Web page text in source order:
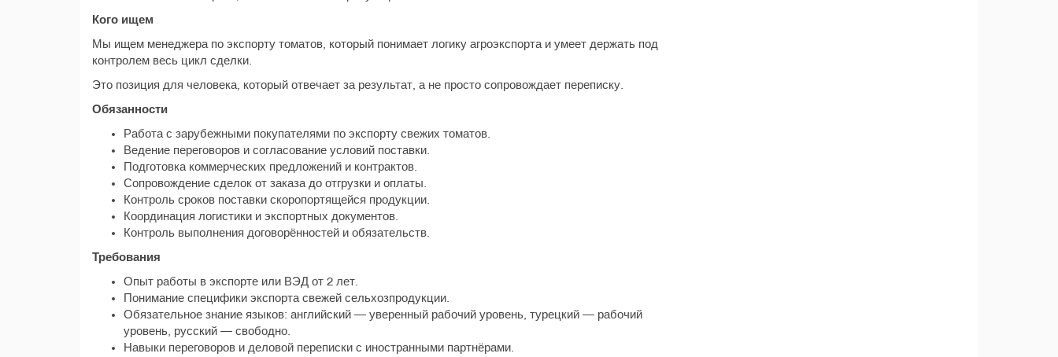
Кого ищем
Мы ищем менеджера по экспорту томатов, который понимает логику агроэкспорта и умеет держать под
контролем весь цикл сделки.
Это позиция для человека, который отвечает за результат, а не просто сопровождает переписку.
Обязанности
Работа с зарубежными покупателями по экспорту свежих томатов.
Ведение переговоров и согласование условий поставки.
Подготовка коммерческих предложений и контрактов.
Сопровождение сделок от заказа до отгрузки и оплаты.
Контроль сроков поставки скоропортящейся продукции.
Координация логистики и экспортных документов.
Контроль выполнения договорённостей и обязательств.
Требования
Опыт работы в экспорте или ВЭД от 2 лет.
Понимание специфики экспорта свежей сельхозпродукции.
Обязательное знание языков: английский — уверенный рабочий уровень, турецкий — рабочий
уровень, русский — свободно.
Навыки переговоров и деловой переписки с иностранными партнёрами.